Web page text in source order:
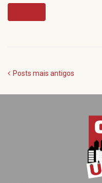
Posts mais antigos